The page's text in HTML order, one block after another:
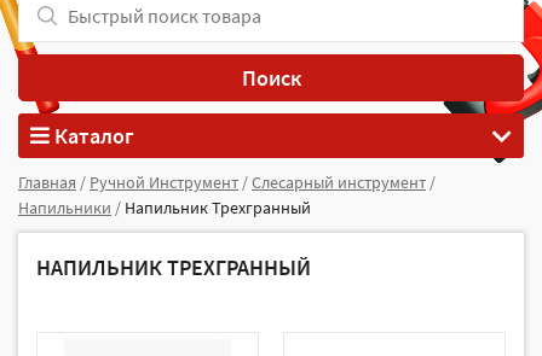
Поиск
Каталог
Главная / Ручной Инструмент /Слесарный инструмент /
Напильники / Напильник Трехгранный
НАПИЛЬНИК ТРЕХГРАННЫЙ